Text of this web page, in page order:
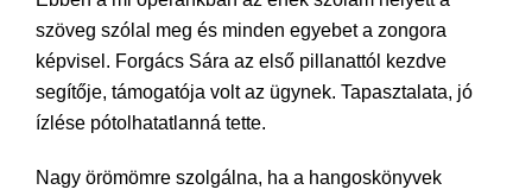
szöveg szólal meg és minden egyebet a zongora
képvisel. Forgács Sára az első pillanattól kezdve
segítője, támogatója volt az ügynek. Tapasztalata, jó
ízlése pótolhatatlanná tette.
Nagy örömömre szolgálna, ha a hangoskönyvek